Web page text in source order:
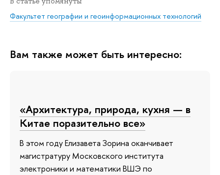
Факультет географии и геоинформационных технологий
Вам также может быть интересно:
«Архитектура, природа, кухня — в
Китае поразительно все»
В этом году Елизавета Зорина оканчивает
магистратуру Московского института
электроники и математики ВШЭ по